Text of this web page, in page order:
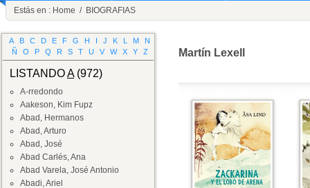
Estás en : Home / BIOGRAFIAS
A B C D E F G H I J K L M
N
Ñ
O P Q R S T U V W X Y Z
LISTANDOA(972)
A-rredondo
Aakeson, Kim Fupz
Abad, Hermanos
Abad, Arturo
Abad, José
Abad Carlés, Ana
Abad Varela, José Antonio
Abadi, Ariel
Martín Lexell